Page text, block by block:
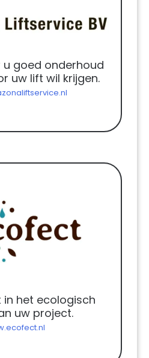
goed onderhoud
uw lift wil krijgen.
in het ecologisch
uw project.